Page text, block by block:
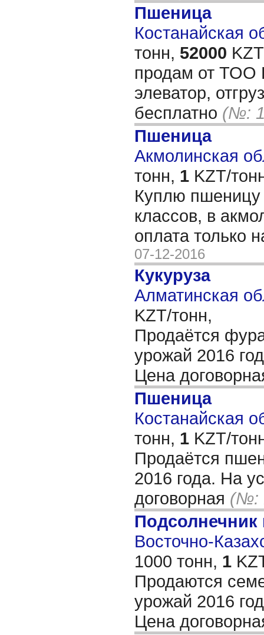
Пшеница
Костанайская
тонн, 52000
продам от ТОО
элеватор,
бесплатно (№:
Пшеница
Акмолинская
тонн, 1 KZT/
Куплю пшеницу
классов, в
оплата только
07-12-2016
Кукуруза
Алматинская
KZT/тонн,
Продаётся
урожай 2016
Цена
Пшеница
Костанайская
тонн, 1 KZT/
Продаётся
2016 года. На
договорная (№:
Восточно-
1000 тонн, 1
Продаются
урожай 2016
Цена